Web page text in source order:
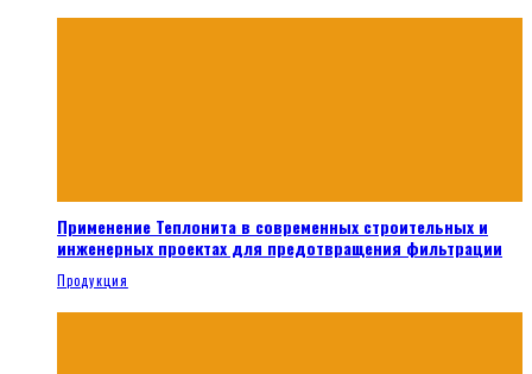
Применение Теплонита в современных строительных и
инженерных проектах для предотвращения фильтрации
Продукция